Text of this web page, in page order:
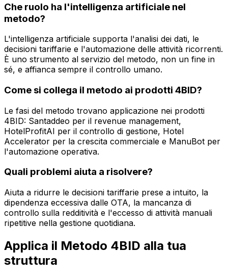
Che ruolo ha l'intelligenza artificiale nel
metodo?
L'intelligenza artificiale supporta l'analisi dei dati, le
decisioni tariffarie e l'automazione delle attività ricorrenti.
È uno strumento al servizio del metodo, non un fine in
sé, e affianca sempre il controllo umano.
Come si collega il metodo ai prodotti 4BID?
Le fasi del metodo trovano applicazione nei prodotti
4BID: Santaddeo per il revenue management,
HotelProfitAI per il controllo di gestione, Hotel
Accelerator per la crescita commerciale e ManuBot per
l'automazione operativa.
Quali problemi aiuta a risolvere?
Aiuta a ridurre le decisioni tariffarie prese a intuito, la
dipendenza eccessiva dalle OTA, la mancanza di
controllo sulla redditività e l'eccesso di attività manuali
ripetitive nella gestione quotidiana.
Applica il Metodo 4BID alla tua
struttura